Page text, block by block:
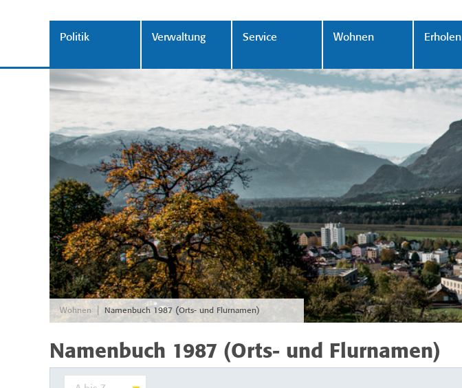
Politik Verwaltung Service Wohnen Erholen
Wohnen Namenbuch 1987 (Orts- und Flurnamen)
Namenbuch 1987 (Orts- und Flurnamen)